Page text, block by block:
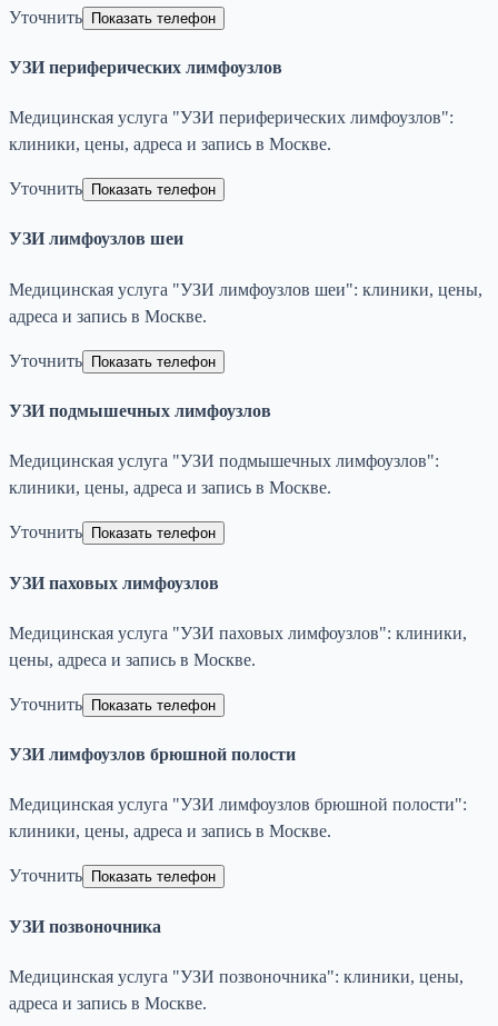
Уточнить Показать телефон
УЗИ периферических лимфоузлов
Медицинская услуга "УЗИ периферических лимфоузлов":
клиники, цены, адреса и запись в Москве.
Уточнить Показать телефон
УЗИ лимфоузлов шеи
Медицинская услуга "УЗИ лимфоузлов шеи": клиники, цены,
адреса и запись в Москве.
Уточнить Показать телефон
УЗИ подмышечных лимфоузлов
Медицинская услуга "УЗИ подмышечных лимфоузлов":
клиники, цены, адреса и запись в Москве.
Уточнить Показать телефон
УЗИ паховых лимфоузлов
Медицинская услуга "УЗИ паховых лимфоузлов": клиники,
цены, адреса и запись в Москве.
Уточнить Показать телефон
УЗИ лимфоузлов брюшной полости
Медицинская услуга "УЗИ лимфоузлов брюшной полости":
клиники, цены, адреса и запись в Москве.
Уточнить Показать телефон
УЗИ позвоночника
Медицинская услуга "УЗИ позвоночника": клиники, цены,
адреса и запись в Москве.